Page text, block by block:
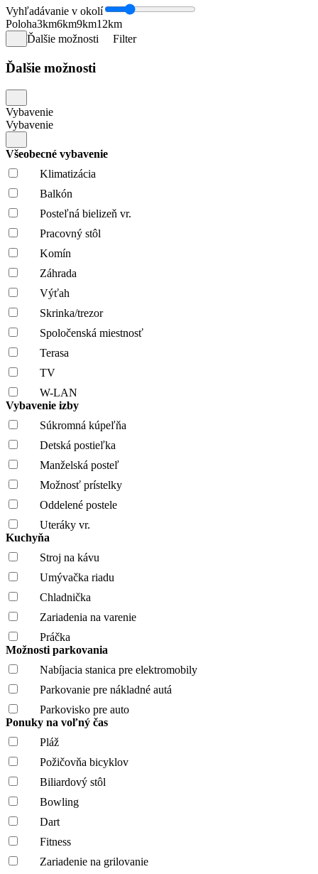
Vyhľadávanie v okolí
Poloha3km6km9km12km
Ďalšie možnosti
Filter
Ďalšie možnosti
Vybavenie
Vybavenie
Všeobecné vybavenie
Klimatizácia
Balkón
Posteľná bielizeň vr.
Pracovný stôl
Komín
Záhrada
Výťah
Skrinka/trezor
Spoločenská miestnosť
Terasa
TV
W-LAN
Vybavenie izby
Súkromná kúpeľňa
Detská postieľka
Manželská posteľ
Možnosť prístelky
Oddelené postele
Uteráky vr.
Kuchyňa
Stroj na kávu
Umývačka riadu
Chladnička
Zariadenia na varenie
Práčka
Možnosti parkovania
Nabíjacia stanica pre elektromobily
Parkovanie pre nákladné autá
Parkovisko pre auto
Ponuky na voľný čas
Pláž
Požičovňa bicyklov
Biliardový stôl
Bowling
Dart
Fitness
Zariadenie na grilovanie